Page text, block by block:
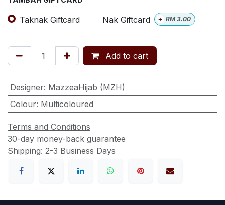
Taknak Giftcard Nak Giftcard + RM3.00
Add to cart
Designer: MazzeaHijab (MZH)
Colour: Multicoloured
Terms and Conditions
30-day money-back guarantee
Shipping: 2-3 Business Days